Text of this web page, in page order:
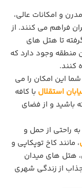
و امکانات عالی،
فراهم می ‌کنند. از
تا هتل های
منطقه وجود دارد که
کنند.
این امکان را می
استقلال با کافه
باشید و از فضای
‌راحتی از حمل ‌و
، مانند کاخ توپکاپی و
هتل‌ های میدان
جذاب از زندگی شهری